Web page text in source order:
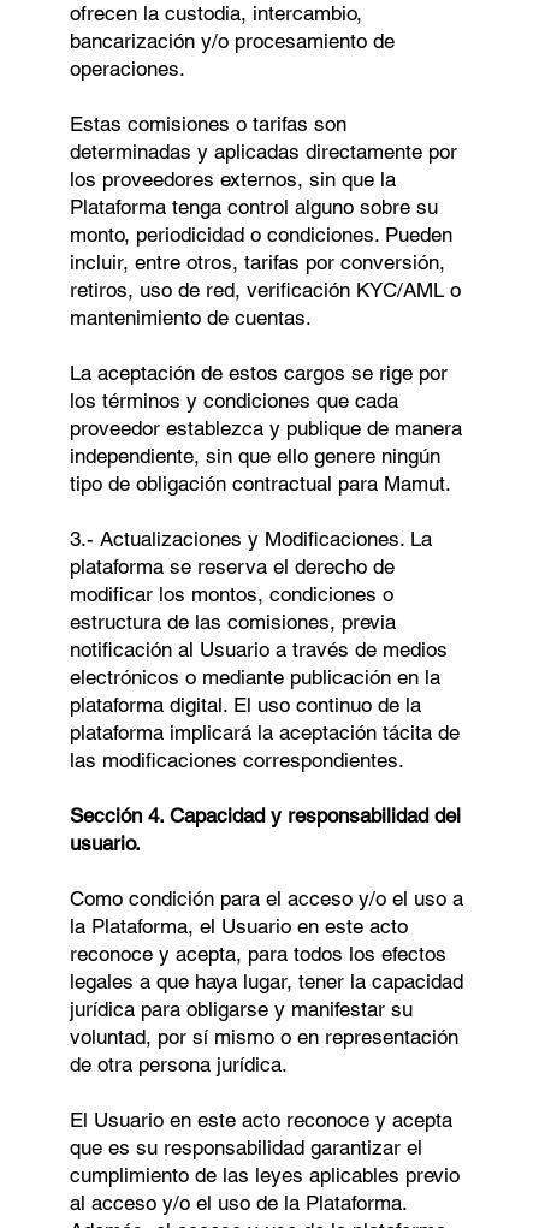
ofrecen la custodia, intercambio,
bancarización y/o procesamiento de
operaciones.
Estas comisiones o tarifas son
determinadas y aplicadas directamente por
los proveedores externos, sin que la
Plataforma tenga control alguno sobre su
monto, periodicidad o condiciones. Pueden
incluir, entre otros, tarifas por conversión,
retiros, uso de red, verificación KYC/AML o
mantenimiento de cuentas.
La aceptación de estos cargos se rige por
los términos y condiciones que cada
proveedor establezca y publique de manera
independiente, sin que ello genere ningún
tipo de obligación contractual para Mamut.
3.- Actualizaciones y Modificaciones. La
plataforma se reserva el derecho de
modificar los montos, condiciones o
estructura de las comisiones, previa
notificación al Usuario a través de medios
electrónicos o mediante publicación en la
plataforma digital. El uso continuo de la
plataforma implicará la aceptación tácita de
las modificaciones correspondientes.
Sección 4. Capacidad y responsabilidad del
usuario.
Como condición para el acceso y/o el uso a
la Plataforma, el Usuario en este acto
reconoce y acepta, para todos los efectos
legales a que haya lugar, tener la capacidad
jurídica para obligarse y manifestar su
voluntad, por sí mismo o en representación
de otra persona jurídica.
El Usuario en este acto reconoce y acepta
que es su responsabilidad garantizar el
cumplimiento de las leyes aplicables previo
al acceso y/o el uso de la Plataforma.